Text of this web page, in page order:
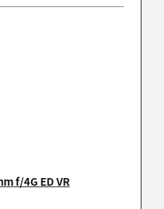
（╹◡╹）
f/4G ED VR